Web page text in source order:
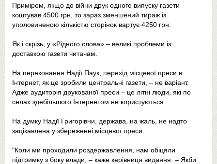
Приміром, якщо до війни друк одного випуску газети
коштував 4500 грн, то зараз зменшений тираж із
уполовиненою кількістю сторінок вартує 4250 грн.
Як і скрізь, у «Рідного слова» – великі проблеми із
доставкою газети читачам.
На переконання Надії Паук, перехід місцевої преси в
Інтернет, як це зробили центральні газети, – не варіант.
Адже аудиторія друкованої преси – це літні люди, які по
селах здебільшого Інтернетом не користуються.
На думку Надії Григорівни, держава, на жаль, не надто
зацікавлена у збереженні місцевої преси.
"Коли ми проходили роздержавлення, нам обіцяли
підтримку з боку влади, – каже керівниця видання. – Якби